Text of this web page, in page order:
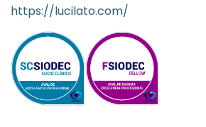
https://lucilato.com/